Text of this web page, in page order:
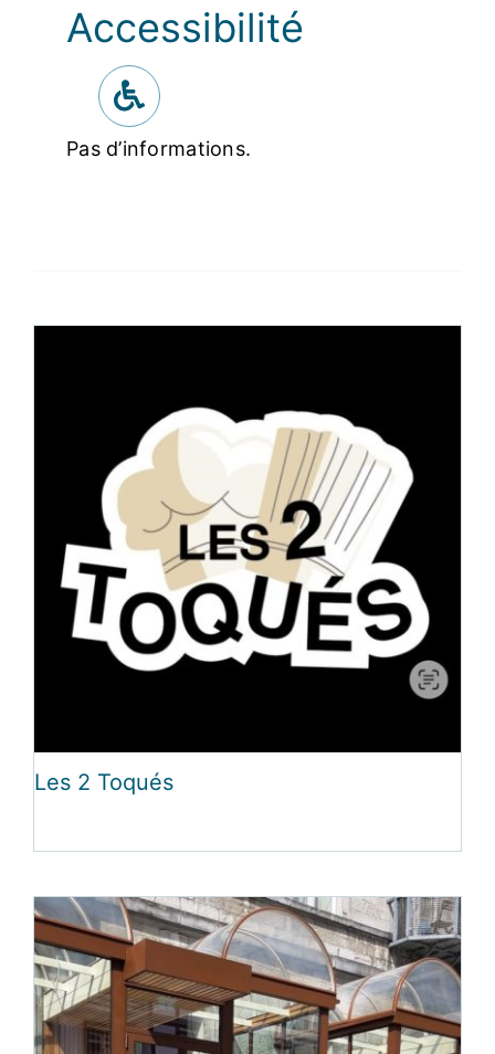
Accessibilité
Pas d’informations.
Les 2 Toqués